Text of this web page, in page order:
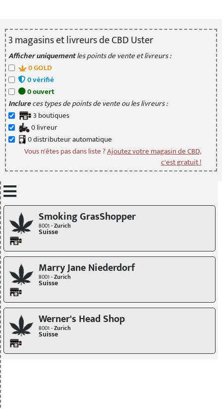
3magasinset livreursde CBD Uster
Afficher uniquementles points de vente et livreurs :
0GOLD
0vérifié
0ouvert
Inclureces types de points de vente ou les livreurs :
3 boutiques
0livreur
0distributeurautomatique
Vous n'êtes pas dans liste ?Ajoutez votre magasin de CBD,
c'est gratuit !
Smoking GrasShopper
8001 -Zurich
Suisse
Marry Jane Niederdorf
8001 -Zurich
Suisse
Werner's Head Shop
8001 -Zurich
Suisse